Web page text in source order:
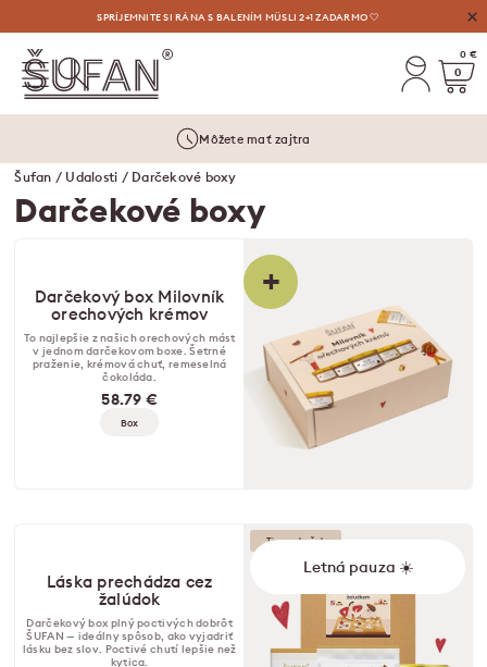
VÝHODNÉ AUGUSTOVÉ OSVIEŽENIE: MATCHA LIMONÁDY, MASLÁ A VYLAĎENÉ SETY ⛱️
SPRÍJEMNITE SI RÁNA S BALENÍM MÜSLI 2+1 ZADARMO 🤍
0 €
0
Môžete mať zajtra
Šufan / Udalosti / Darčekové boxy
Darčekové boxy
+
Darčekový box Milovník
orechových krémov
To najlepšie z našich orechových mást
v jednom darčekovom boxe. Šetrné
praženie, krémová chuť, remeselná
čokoláda.
58.79 €
Box
Letná pauza ☀️
Tip na darček
Láska prechádza cez
žalúdok
Darčekový box plný poctivých dobrôt
ŠUFAN — ideálny spôsob, ako vyjadriť
lásku bez slov. Poctivé chutí lepšie než
kytica.